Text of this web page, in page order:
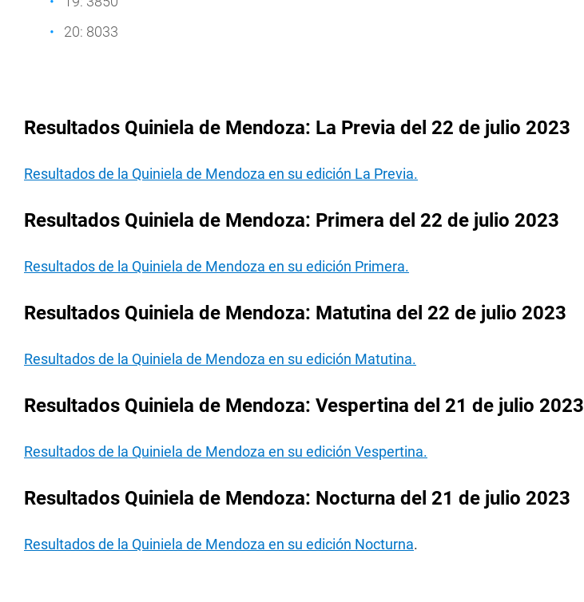
20: 8033
Resultados Quiniela de Mendoza: La Previa del 22 de julio 2023
Resultados de la Quiniela de Mendoza en su edición La Previa.
Resultados Quiniela de Mendoza: Primera del 22 de julio 2023
Resultados de la Quiniela de Mendoza en su edición Primera.
Resultados Quiniela de Mendoza: Matutina del 22 de julio 2023
Resultados de la Quiniela de Mendoza en su edición Matutina.
Resultados Quiniela de Mendoza: Vespertina del 21 de julio 2023
Resultados de la Quiniela de Mendoza en su edición Vespertina.
Resultados Quiniela de Mendoza: Nocturna del 21 de julio 2023
Resultados de la Quiniela de Mendoza en su edición Nocturna.